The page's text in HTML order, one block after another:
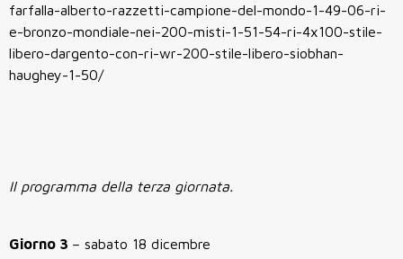
farfalla-alberto-razzetti-campione-del-mondo-1-49-06-ri-
e-bronzo-mondiale-nei-200-misti-1-51-54-ri-4x100-stile-
libero-dargento-con-ri-wr-200-stile-libero-siobhan-
haughey-1-50/
Il programma della terza giornata.
Giorno 3 – sabato 18 dicembre